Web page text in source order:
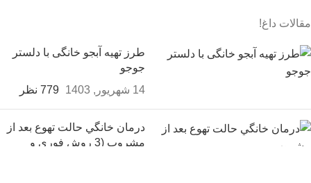
مقالات داغ!
طرز تهیه آبجو خانگی با دلستر
جوجو
14 شهریور, 1403
779 نظر
درمان خانگي حالت تهوع بعد از
مشروب (3 روش فوری و